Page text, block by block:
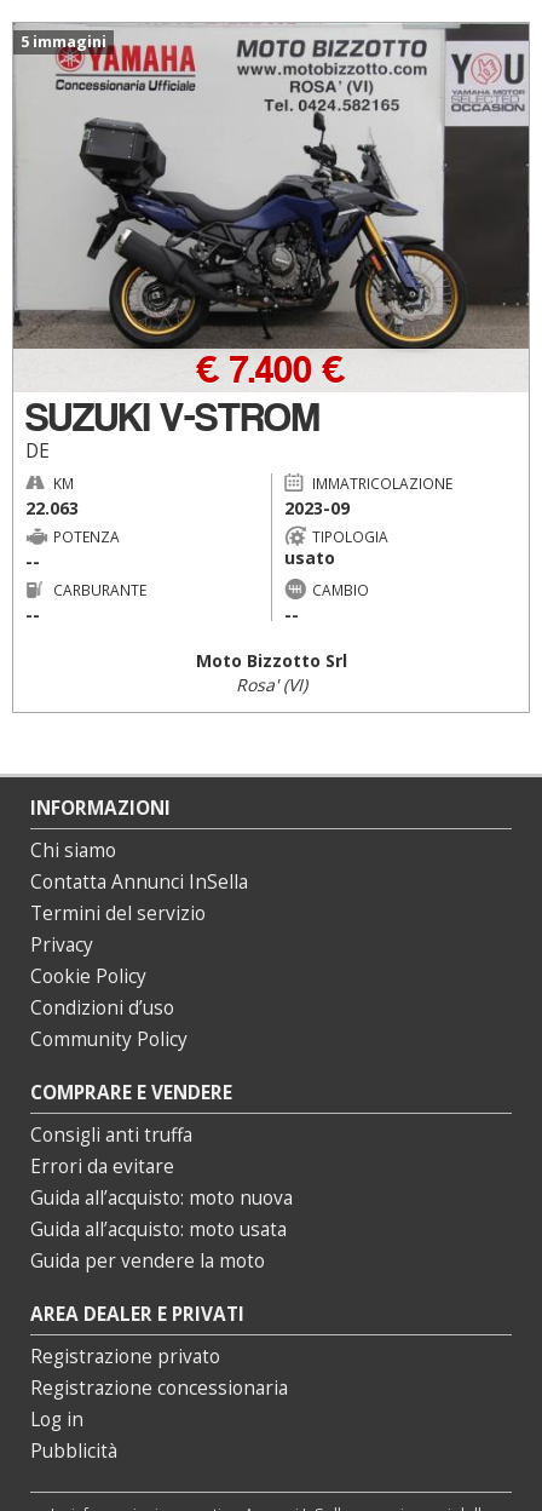
5 immagini
SUZUKI V-STROM
DE
€ 7.400 €
KM
22.063
IMMATRICOLAZIONE
2023-09
POTENZA
--
TIPOLOGIA
usato
CARBURANTE
--
CAMBIO
--
Moto Bizzotto Srl
Rosa' (VI)
INFORMAZIONI
Chi siamo
Contatta Annunci InSella
Termini del servizio
Privacy
Cookie Policy
Condizioni d’uso
Community Policy
COMPRARE E VENDERE
Consigli anti truffa
Errori da evitare
Guida all’acquisto: moto nuova
Guida all’acquisto: moto usata
Guida per vendere la moto
AREA DEALER E PRIVATI
Registrazione privato
Registrazione concessionaria
Log in
Pubblicità